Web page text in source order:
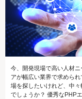
今、開発現場で高い人材
アが幅広い業界で求めら
場を探したいけれど、中
でしょうか？ 優秀なPHP